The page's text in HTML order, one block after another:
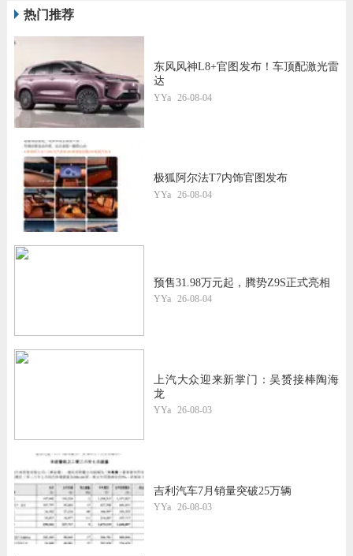
热门推荐
东风风神L8+官图发布！车顶配激光雷
达
YYa 26-08-04
极狐阿尔法T7内饰官图发布
YYa 26-08-04
预售31.98万元起，腾势Z9S正式亮相
YYa 26-08-04
上汽大众迎来新掌门：吴赟接棒陶海
龙
YYa 26-08-03
吉利汽车7月销量突破25万辆
YYa 26-08-03